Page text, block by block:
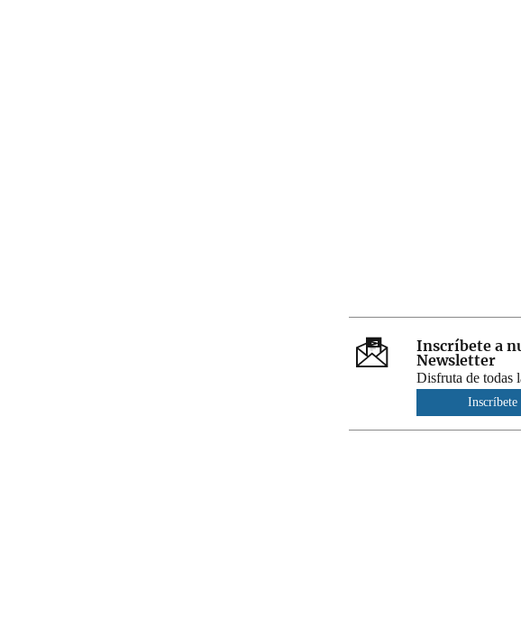
Inscríbete a
Newsletter
Disfruta de todas
Inscríbete